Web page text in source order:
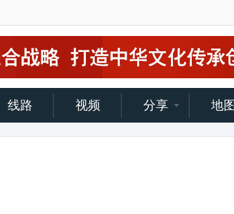
线路 视频 分享 地图